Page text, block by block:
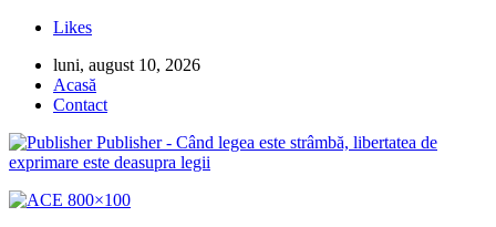
Likes
luni, august 10, 2026
Acasă
Contact
Publisher - Când legea este strâmbă, libertatea de
exprimare este deasupra legii